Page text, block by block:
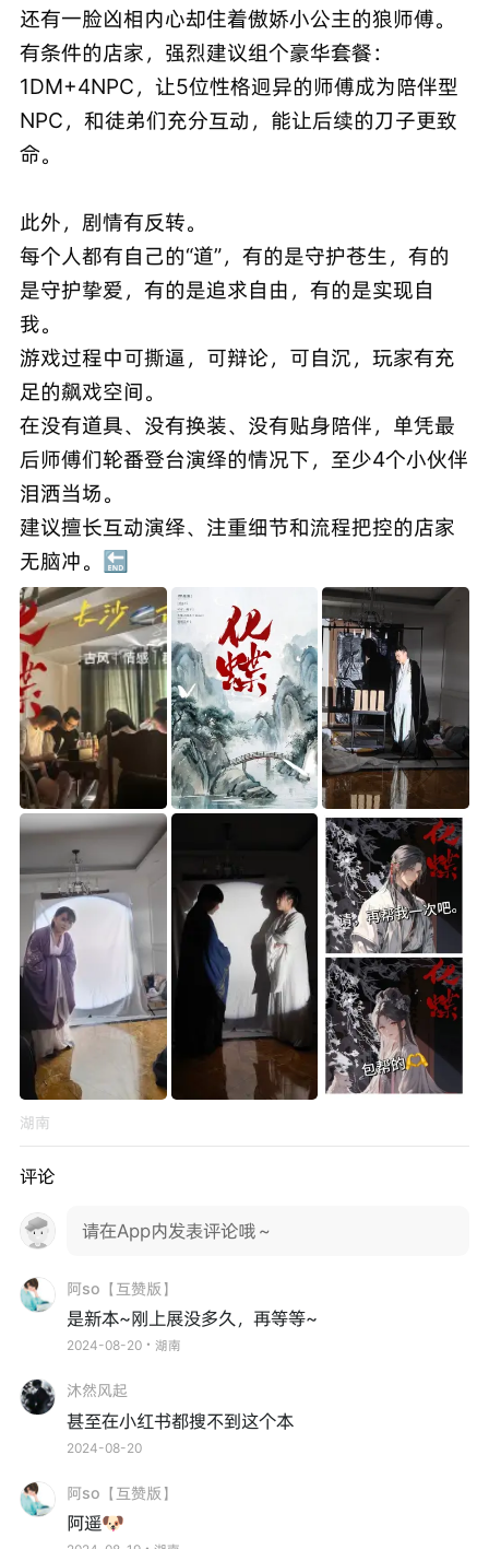
还有一脸凶相内心却住着傲娇小公主的狼师傅。
有条件的店家，强烈建议组个豪华套餐：
1DM+4NPC，让5位性格迥异的师傅成为陪伴型
NPC，和徒弟们充分互动，能让后续的刀子更致
命。
此外，剧情有反转。
每个人都有自己的“道”，有的是守护苍生，有的
是守护挚爱，有的是追求自由，有的是实现自
我。
游戏过程中可撕逼，可辩论，可自沉，玩家有充
足的飙戏空间。
在没有道具、没有换装、没有贴身陪伴，单凭最
后师傅们轮番登台演绎的情况下，至少4个小伙伴
泪洒当场。
建议擅长互动演绎、注重细节和流程把控的店家
无脑冲。🔚
湖南
评论
请在App内发表评论哦～
阿so【互赞版】
是新本~刚上展没多久，再等等~
2024-08-20・湖南
沐然风起
甚至在小红书都搜不到这个本
2024-08-20
阿so【互赞版】
阿遥🐶